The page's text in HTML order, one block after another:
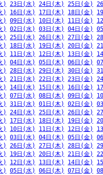
) 23日(水) 24日(木) 25日(金)
) 16日(水) 17日(木) 18日(金)
) 09日(水) 10日(木) 11日(金)
) 02日(水) 03日(木) 04日(金)
) 25日(水) 26日(木) 27日(金)
) 18日(水) 19日(木) 20日(金)
) 11日(水) 12日(木) 13日(金)
) 04日(水) 05日(木) 06日(金)
) 28日(水) 29日(木) 30日(金)
) 21日(水) 22日(木) 23日(金)
) 14日(水) 15日(木) 16日(金)
) 07日(水) 08日(木) 09日(金)
) 31日(水) 01日(木) 02日(金)
) 24日(水) 25日(木) 26日(金)
) 17日(水) 18日(木) 19日(金)
) 10日(水) 11日(木) 12日(金)
) 03日(水) 04日(木) 05日(金)
) 26日(水) 27日(木) 28日(金)
) 19日(水) 20日(木) 21日(金)
) 12日(水) 13日(木) 14日(金)
) 05日(水) 06日(木) 07日(金)